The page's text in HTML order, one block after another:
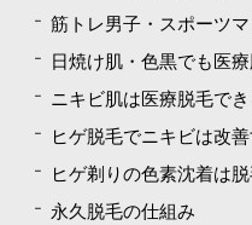
筋トレ男子・スポーツ
日焼け肌・色黒でも医
ニキビ肌は医療脱毛でき
ヒゲ脱毛でニキビは改善
ヒゲ剃りの色素沈着は
永久脱毛の仕組み